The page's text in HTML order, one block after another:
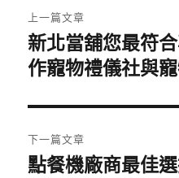
章
導
覽
上一篇文章
上
一
文
章:
新北當舖您最符
作寵物禮儀社與
下一篇文章
下
點餐機廠商最佳